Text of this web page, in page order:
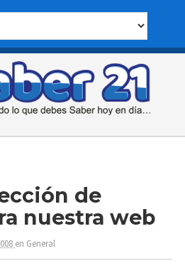
de
nuestra web
en General